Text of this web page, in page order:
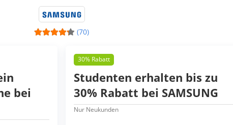
(70)
bei
30% Rabatt
Studenten erhalten bis zu
30% Rabatt bei SAMSUNG
Nur Neukunden